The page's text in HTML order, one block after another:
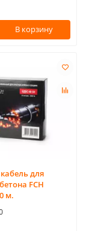
В корзину
для
FCH
м.